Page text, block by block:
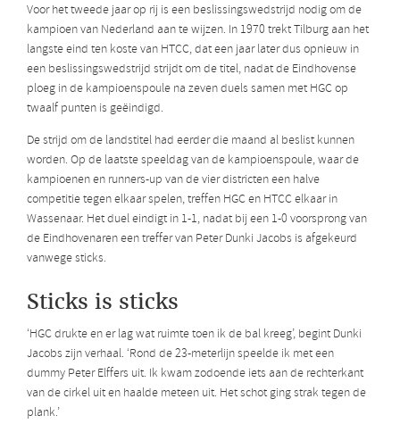
Voor het tweede jaar op rij is een beslissingswedstrijd nodig om de
kampioen van Nederland aan te wijzen. In 1970 trekt Tilburg aan het
langste eind ten koste van HTCC, dat een jaar later dus opnieuw in
een beslissingswedstrijd strijdt om de titel, nadat de Eindhovense
ploeg in de kampioenspoule na zeven duels samen met HGC op
twaalf punten is geëindigd.
De strijd om de landstitel had eerder die maand al beslist kunnen
worden. Op de laatste speeldag van de kampioenspoule, waar de
kampioenen en runners-up van de vier districten een halve
competitie tegen elkaar spelen, treffen HGC en HTCC elkaar in
Wassenaar. Het duel eindigt in 1-1, nadat bij een 1-0 voorsprong van
de Eindhovenaren een treffer van Peter Dunki Jacobs is afgekeurd
vanwege sticks.
Sticks is sticks
‘HGC drukte en er lag wat ruimte toen ik de bal kreeg’, begint Dunki
Jacobs zijn verhaal. ‘Rond de 23-meterlijn speelde ik met een
dummy Peter Elffers uit. Ik kwam zodoende iets aan de rechterkant
van de cirkel uit en haalde meteen uit. Het schot ging strak tegen de
plank.’